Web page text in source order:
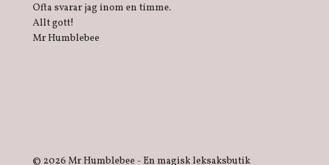
Ofta svarar jag inom en timme.
Allt gott!
Mr Humblebee
© 2026 Mr Humblebee - En magisk leksaksbutik